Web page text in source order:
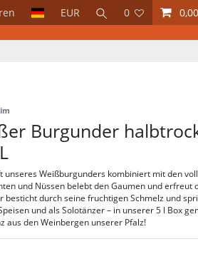
EUR 0
Burgunder
unseres Weißburgunders kombiniert mit den
und Nüssen belebt den Gaumen und erfreut
besticht durch seine fruchtigen Schmelz und
und als Solotänzer – in unserer 5 l Box
aus den Weinbergen unserer Pfalz!